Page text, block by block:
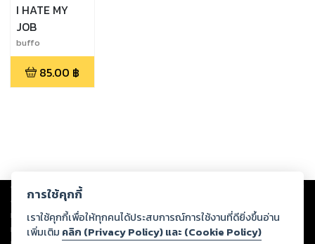
I HATE MY
JOB
buffo
85.00 ฿
Copyright © 2026
ต่อผลงานหรือเนื้อหาใดที่อัปโหลดผ่านเว็บไซต์และปรากฏว่าละเมิดสิทธิใน
ทรัพย์สินทางปัญญาของบุคคลอื่นหรือขัดต่อกฎหมายและศีลธรรม ดังนั้น ผู้อ่าน
ทุกท่านโปรดใช้วิจารณญาณในการกลั่นกรองด้วยตนเอง และหากท่านพบว่าส่วน
การใช้คุกกี้
เราใช้คุกกี้เพื่อให้ทุกคนได้ประสบการณ์การใช้งานที่ดียิ่งขึ้นอ่าน
เพิ่มเติม คลิก (Privacy Policy) และ (Cookie Policy)